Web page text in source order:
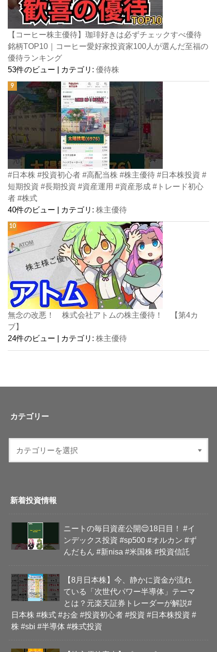
【コーヒー株主優待】珈琲好きは必ずチェックすべ優待
銘柄TOP10｜コーヒー愛好家投資家100人が選んだ至福の
優待ランキング
53件のビュー | カテゴリ:優待株
#日本株 #投資初心者 #高配当株 #株主優待 #日本株投資 #
短期投資 #長期投資 #資産運用 #資産形成 #トレード初心
者 #株式
40件のビュー | カテゴリ:株主優待
無念の改悪！ 株式会社アトムの株主優待！ 【第4カ
ブ】
24件のビュー
カテゴリ:株主優待
カテゴリー
新着投資情報
ニートの毎日資産公開😌18日目！ #イ
ンデックス投資 #sp500 #オルカン #ず
んだもん #新nisa #米国株 #投資信託
【8月日本株】今、静かに資金が流れ
ている「次世代パワー半導体」テーマ
とは？元楽天証券トレーダーが解説#
日本株 #株式 #お金 #投資初心者 #投資 #日本株投資 #
株 #sbi #半導体 #株式投資